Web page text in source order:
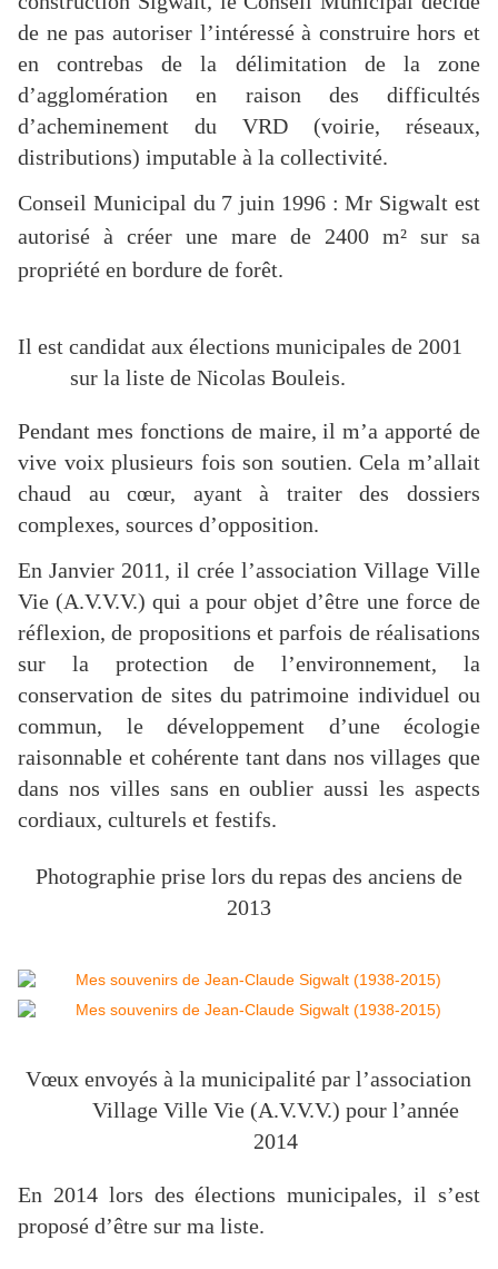
de ne pas autoriser l’intéressé à construire hors et
en contrebas de la délimitation de la zone
d’agglomération en raison des difficultés
d’acheminement du VRD (voirie, réseaux,
distributions) imputable à la collectivité.
Conseil Municipal du 7 juin 1996 : Mr Sigwalt est
autorisé à créer une mare de 2400 m² sur sa
propriété en bordure de forêt.
Il est candidat aux élections municipales de 2001
sur la liste de Nicolas Bouleis.
Pendant mes fonctions de maire, il m’a apporté de
vive voix plusieurs fois son soutien. Cela m’allait
chaud au cœur, ayant à traiter des dossiers
complexes, sources d’opposition.
En Janvier 2011, il crée l’association Village Ville
Vie (A.V.V.V.) qui a pour objet d’être une force de
réflexion, de propositions et parfois de réalisations
sur la protection de l’environnement, la
conservation de sites du patrimoine individuel ou
commun, le développement d’une écologie
raisonnable et cohérente tant dans nos villages que
dans nos villes sans en oublier aussi les aspects
cordiaux, culturels et festifs.
Photographie prise lors du repas des anciens de
2013
Vœux envoyés à la municipalité par l’association
Village Ville Vie (A.V.V.V.) pour l’année
2014
En 2014 lors des élections municipales, il s’est
proposé d’être sur ma liste.